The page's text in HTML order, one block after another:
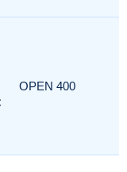
OPEN 400